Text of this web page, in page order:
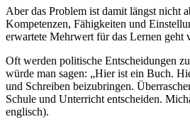
Aber das Problem ist damit längst nicht
Kompetenzen, Fähigkeiten und
erwartete Mehrwert für das Lernen geht
Oft werden politische Entscheidungen
würde man sagen: „Hier ist ein Buch.
und Schreiben beizubringen.
Schule und Unterricht entscheiden.
englisch).